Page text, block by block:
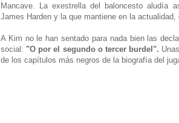
Mancave. La exestrella del baloncesto aludía
James Harden y la que mantiene en la actualidad,
A Kim no le han sentado para nada bien las
social: "O por el segundo o tercer burdel".
de los capítulos más negros de la biografía del